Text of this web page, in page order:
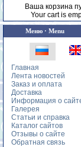
Ваша корзина
Your cart is
Меню · Menu
Главная
Лента новостей
Заказ и оплата
Доставка
Информация о
Галерея
Статьи и справка
Каталог сайтов
Отзывы о сайте
Обратная связь